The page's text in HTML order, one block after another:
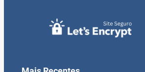
Mais Recentes